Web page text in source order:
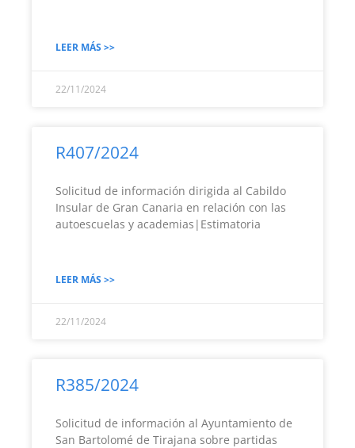
LEER MÁS >>
22/11/2024
R407/2024
Solicitud de información dirigida al Cabildo
Insular de Gran Canaria en relación con las
autoescuelas y academias|Estimatoria
LEER MÁS >>
22/11/2024
R385/2024
Solicitud de información al Ayuntamiento de
San Bartolomé de Tirajana sobre partidas